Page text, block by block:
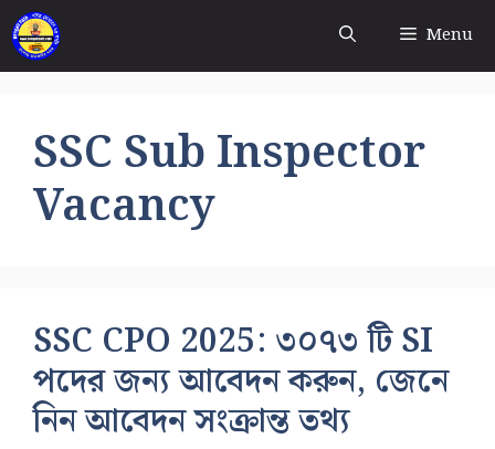
Skip
to
content
Menu
SSC Sub Inspector
Vacancy
SSC CPO 2025: ৩০৭৩ টি SI
পদের জন্য আবেদন করুন, জেনে
নিন আবেদন সংক্রান্ত তথ্য